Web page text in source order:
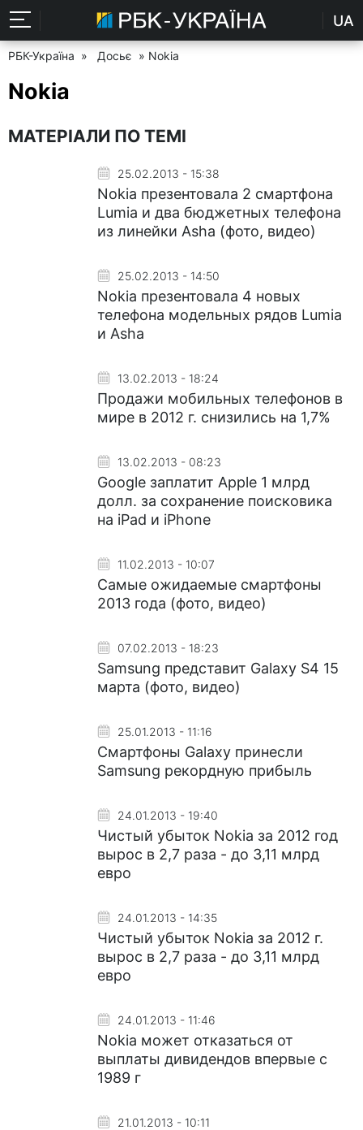
UA
РБК-Україна » Досьє » Nokia
Nokia
МАТЕРІАЛИ ПО ТЕМІ
25.02.2013 - 15:38
Nokia презентовала 2 смартфона
Lumia и два бюджетных телефона
из линейки Asha (фото, видео)
25.02.2013 - 14:50
Nokia презентовала 4 новых
телефона модельных рядов Lumia
и Asha
13.02.2013 - 18:24
Продажи мобильных телефонов в
мире в 2012 г. снизились на 1,7%
13.02.2013 - 08:23
Google заплатит Apple 1 млрд
долл. за сохранение поисковика
на iPad и iPhone
11.02.2013 - 10:07
Самые ожидаемые смартфоны
2013 года (фото, видео)
07.02.2013 - 18:23
Samsung представит Galaxy S4 15
марта (фото, видео)
25.01.2013 - 11:16
Смартфоны Galaxy принесли
Samsung рекордную прибыль
24.01.2013 - 19:40
Чистый убыток Nokia за 2012 год
вырос в 2,7 раза - до 3,11 млрд
евро
24.01.2013 - 14:35
Чистый убыток Nokia за 2012 г.
вырос в 2,7 раза - до 3,11 млрд
евро
24.01.2013 - 11:46
Nokia может отказаться от
выплаты дивидендов впервые с
1989 г
21.01.2013 - 10:11